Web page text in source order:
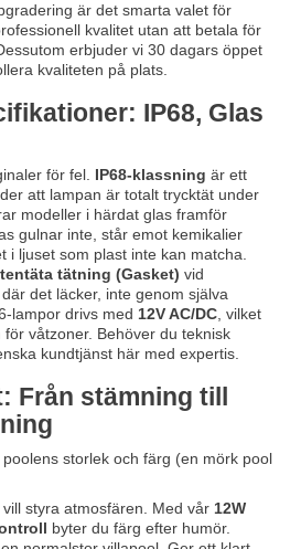
är det smarta valet för
kvalitet utan att betala för
erbjuder vi 30 dagars öppet
kvaliteten på plats.
IP68, Glas
för fel. IP68-klassning är ett
att lampan är totalt trycktät under
modeller i härdat glas framför
gulnar inte, står emot kemikalier
i ljuset som plast inte kan matcha.
tätning (Gasket) vid
det läcker, inte genom själva
lampor drivs med 12V AC/DC , vilket
våtzoner. Behöver du teknisk
kundtjänst här med expertis.
Från stämning till
storlek och färg (en mörk pool
styra atmosfären. Med vår 12W
byter du färg efter humör.